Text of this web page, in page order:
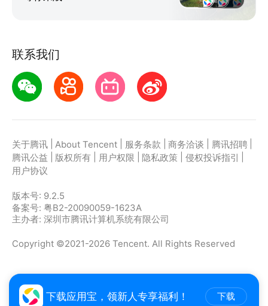
联系我们
关于腾讯 About Tencent 服务条款 商务洽谈 腾讯招聘
腾讯公益
版权所有 用户权限 隐私政策 侵权投诉指引
用户协议
版本号: 9.2.5
备案号: 粤B2-20090059-1623A
主办者: 深圳市腾讯计算机系统有限公司
Copyright ©2021-2026 Tencent. All Rights Reserved
下载应用宝，领新人专享福利！ 下载